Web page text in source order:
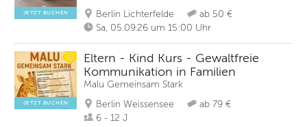
JETZT BUCHEN
Berlin Lichterfelde
ab 50 €
Sa, 05.09.26 um 15:00 Uhr
JETZT BUCHEN
Eltern - Kind Kurs - Gewaltfreie
Kommunikation in Familien
Malu Gemeinsam Stark
Berlin Weissensee
ab 79 €
6 - 12 J